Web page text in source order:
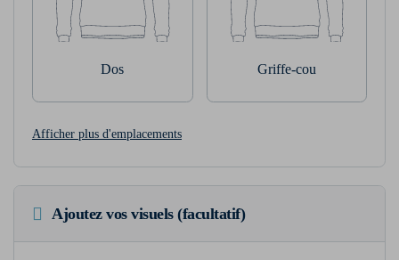
Dos Griffe-cou
Afficher plus d'emplacements
Ajoutez vos visuels (facultatif)